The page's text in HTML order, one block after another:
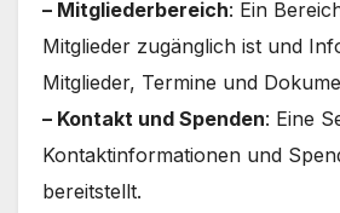
– Mitgliederbereich: Ein
Mitglieder zugänglich ist und
Mitglieder, Termine und
– Kontakt und Spenden: Eine
Kontaktinformationen und
bereitstellt.